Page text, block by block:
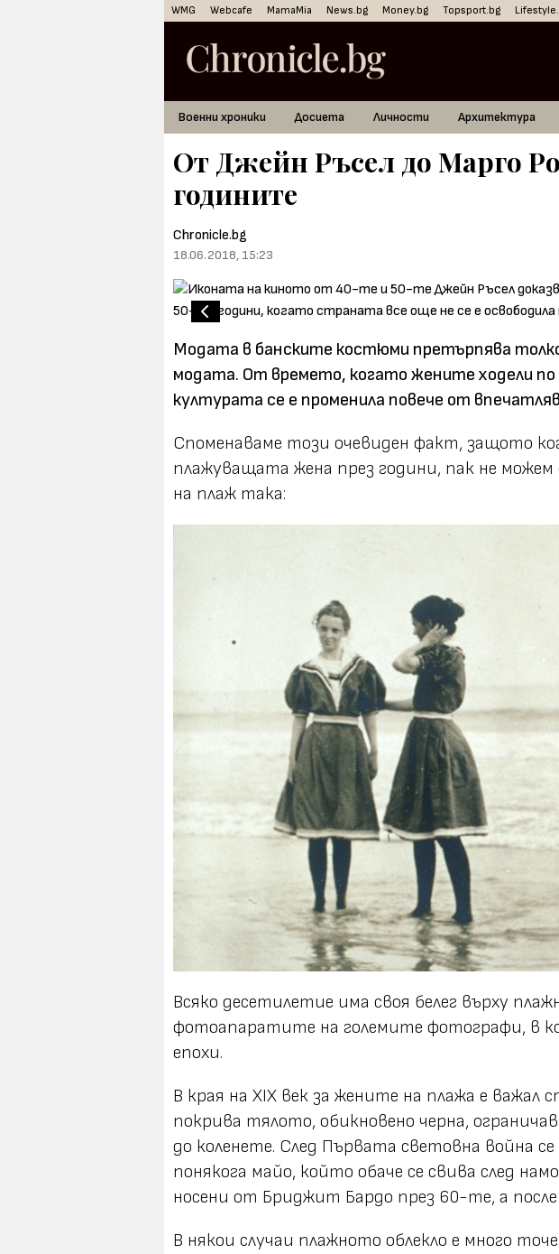
WMG Webcafe MamaMia News.bg Money.bg Topsport.bg
Военни хроники Досиета Личности Архитектура
От Джейн Ръсел до Марго
годините
Chronicle.bg
18.06.2018, 15:23
Модата в банските костюми претърпява
модата. От времето, когато жените ходели по
културата се е променила повече от
Споменаваме този очевиден факт, защото
плажуващата жена през години, пак не можем
на плаж така:
Всяко десетилетие има своя белег върху
фотоапаратите на големите фотографи, в
епохи.
В края на ХIХ век за жените на плажа е важал
покрива тялото, обикновено черна,
до коленете. След Първата световна война
понякога майо, който обаче се свива след
носени от Бриджит Бардо през 60-те, а
В някои случаи плажното облекло е много